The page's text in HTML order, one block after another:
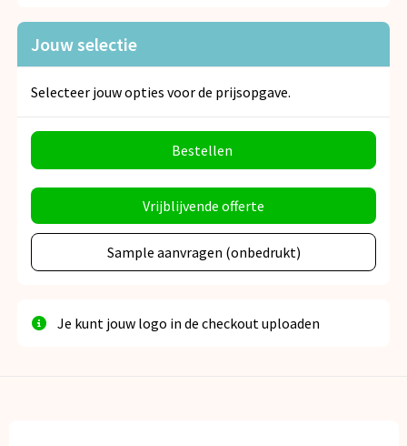
Jouw selectie
Selecteer jouw opties voor de prijsopgave.
Bestellen
Vrijblijvende offerte
Sample aanvragen (onbedrukt)
Je kunt jouw logo in de checkout uploaden